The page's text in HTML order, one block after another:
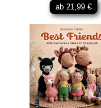
ab 21,99 €